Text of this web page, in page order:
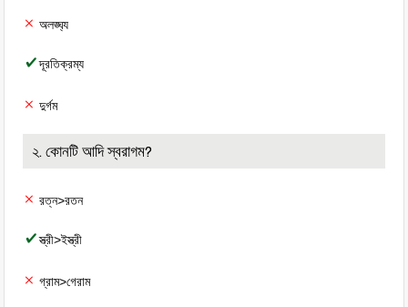
অলঙ্ঘ্য
দূরতিক্রম্য
দুর্গম
২. কোনটি আদি স্বরাগম?
রত্ন>রতন
স্ত্রী>ইস্ত্রী
গ্রাম>গেরাম